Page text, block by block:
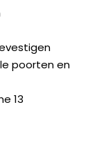
poorten en
13